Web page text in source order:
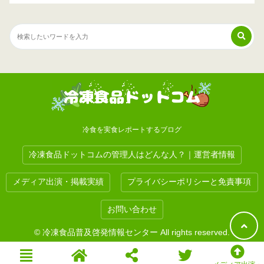
冷食を実食レポートするブログ
冷凍食品ドットコムの管理人はどんな人？｜運営者情報
メディア出演・掲載実績 プライバシーポリシーと免責事項
お問い合わせ
© 冷凍食品普及啓発情報センター All rights reserved.